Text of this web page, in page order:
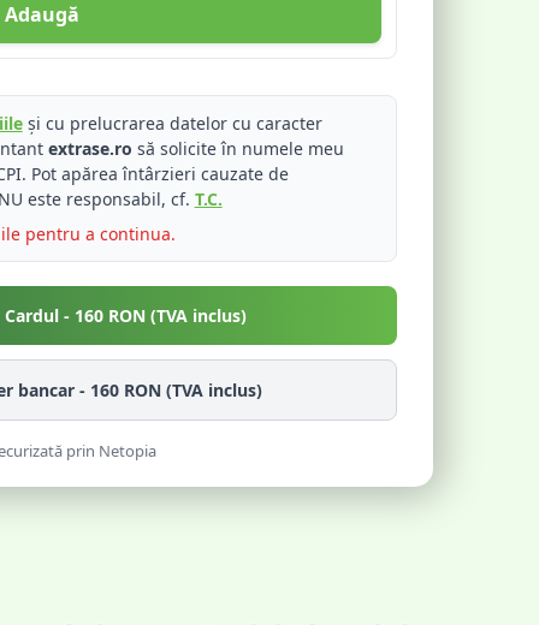
Adaugă
și cu prelucrarea datelor cu caracter
extrase.ro să solicite în numele meu
Pot apărea întârzieri cauzate de
este responsabil, cf. T.C.
pentru a continua.
- 160 RON (TVA inclus)
bancar - 160 RON (TVA inclus)
prin Netopia